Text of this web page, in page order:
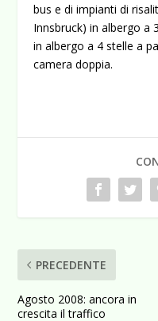
bus e di impianti di
Innsbruck) in albergo a
in albergo a 4 stelle a
camera doppia.
PRECEDENTE
Agosto 2008: ancora in
crescita il traffico